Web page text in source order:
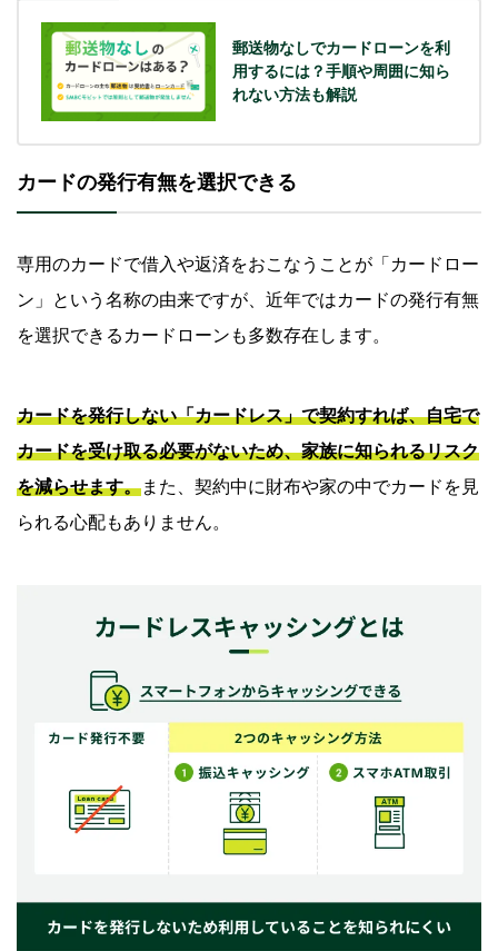
郵送物なしでカードローンを利
用するには？手順や周囲に知ら
れない方法も解説
カードの発行有無を選択できる
専用のカードで借入や返済をおこなうことが「カードロー
ン」という名称の由来ですが、近年ではカードの発行有無
を選択できるカードローンも多数存在します。
カードを発行しない「カードレス」で契約すれば、自宅で
カードを受け取る必要がないため、家族に知られるリスク
を減らせます。また、契約中に財布や家の中でカードを見
られる心配もありません。